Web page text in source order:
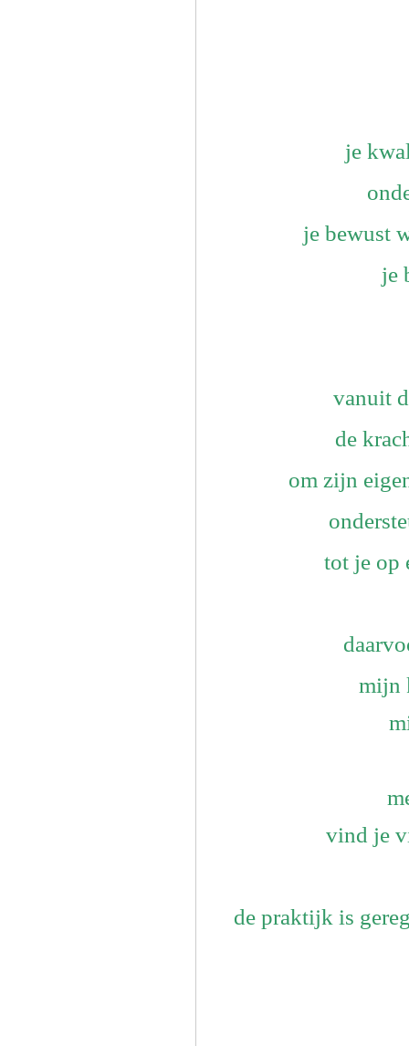
je
je bewust
je
vanuit
de
om zijn
tot je op
mijn
vind je
de praktijk is